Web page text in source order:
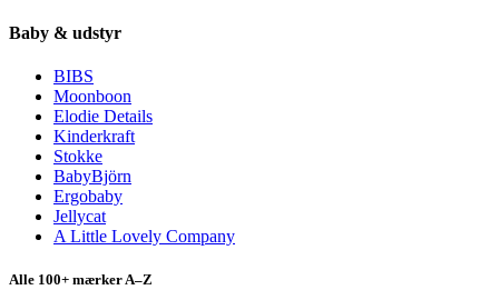
Baby & udstyr
BIBS
Moonboon
Elodie Details
Kinderkraft
Stokke
BabyBjörn
Ergobaby
Jellycat
A Little Lovely Company
Alle 100+ mærker A–Z